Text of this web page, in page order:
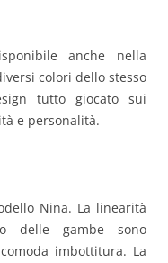
anche nella
colori dello stesso
tutto giocato sui
e personalità.
Nina. La linearità
delle gambe sono
imbottitura. La